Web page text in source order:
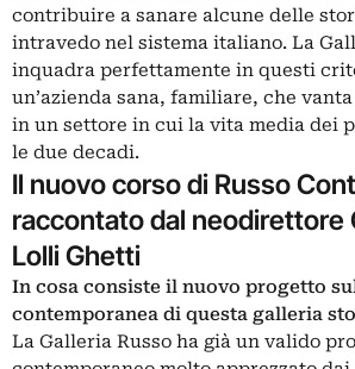
contribuire a sanare alcune delle
intravedo nel sistema italiano. La
inquadra perfettamente in questi
un’azienda sana, familiare, che
in un settore in cui la vita media dei
le due decadi.
Il nuovo corso di Russo
raccontato dal neodirettore
Lolli Ghetti
In cosa consiste il nuovo progetto
contemporanea di questa galleria
La Galleria Russo ha già un valido